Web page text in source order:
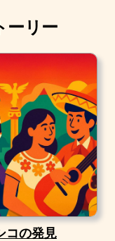
ーリー
コの発見